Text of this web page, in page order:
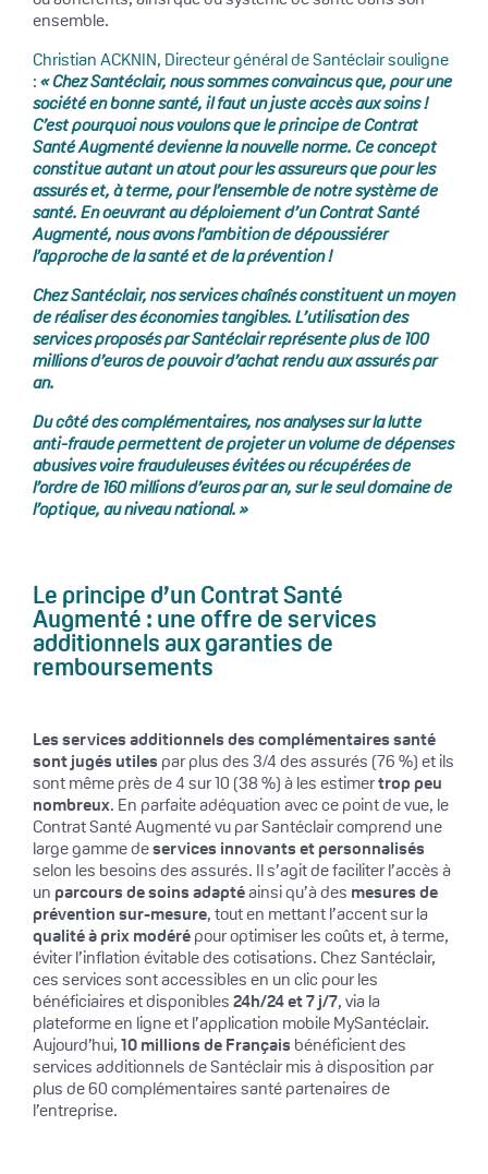
ensemble.
Christian ACKNIN, Directeur général de Santéclair souligne
:« Chez Santéclair, nous sommes convaincus que, pour une
société en bonne santé, il faut un juste accès aux soins !
C’est pourquoi nous voulons que le principe de Contrat
Santé Augmenté devienne la nouvelle norme. Ce concept
constitue autant un atout pour les assureurs que pour les
assurés et, à terme, pour l’ensemble de notre système de
santé. En oeuvrant au déploiement d’un Contrat Santé
Augmenté, nous avons l’ambition de dépoussiérer
l’approche de la santé et de la prévention !
Chez Santéclair, nos services chaînés constituent un moyen
de réaliser des économies tangibles. L’utilisation des
services proposés par Santéclair représente plus de 100
millions d’euros de pouvoir d’achat rendu aux assurés par
an.
Du côté des complémentaires, nos analyses sur la lutte
anti-fraude permettent de projeter un volume de dépenses
abusives voire frauduleuses évitées ou récupérées de
l’ordre de 160 millions d’euros par an, sur le seul domaine de
l’optique, au niveau national. »
Le principe d’un Contrat Santé
Augmenté : une offre de services
additionnels aux garanties de
remboursements
Les services additionnels des complémentaires santé
sont jugés utiles par plus des 3/4 des assurés (76 %) et ils
sont même près de 4 sur 10 (38 %) à les estimertrop peu
nombreux. En parfaite adéquation avec ce point de vue, le
Contrat Santé Augmenté vu par Santéclair comprend une
large gamme deservices innovants et personnalisés
selon les besoins des assurés. Il s’agit de faciliter l’accès à
un parcours de soins adaptéainsi qu’à des mesures de
prévention sur-mesure, tout en mettant l’accent sur la
qualité à prix modérépour optimiser les coûts et, à terme,
éviter l’inflation évitable des cotisations. Chez Santéclair,
ces services sont accessibles en un clic pour les
bénéficiaires et disponibles24h/24 et 7 j/7, via la
plateforme en ligne et l’application mobile MySantéclair.
Aujourd’hui,10 millions de Français bénéficient des
services additionnels de Santéclair mis à disposition par
plus de 60 complémentaires santé partenaires de
l’entreprise.